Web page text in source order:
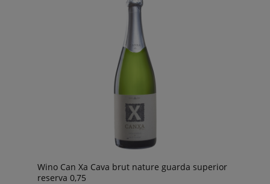
Wino Can Xa Cava brut nature guarda superior
reserva 0,75